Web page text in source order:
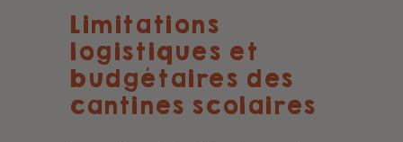
Limitations
logistiques et
budgétaires des
cantines scolaires